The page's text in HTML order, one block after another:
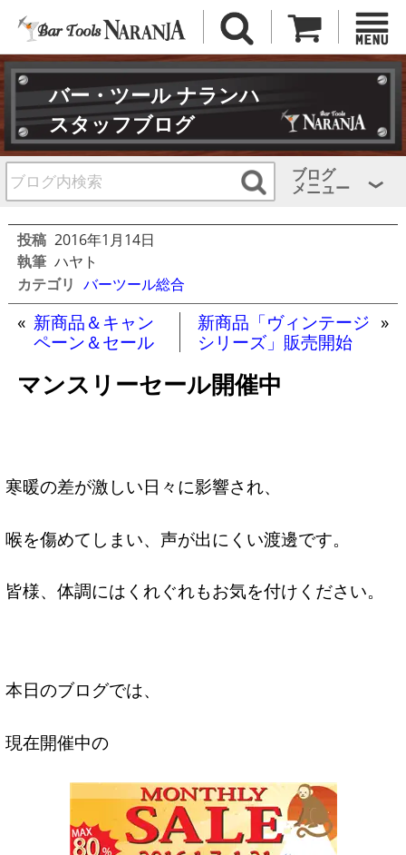
バー・ツール ナランハ
スタッフブログ
ブログ
メニュー
投稿 2016年1月14日
執筆 ハヤト
カテゴリ バーツール総合
« 新商品＆キャン
ペーン＆セール
新商品「ヴィンテージ
シリーズ」販売開始
»
マンスリーセール開催中
寒暖の差が激しい日々に影響され、
喉を傷めてしまい、声が出にくい渡邊です。
皆様、体調にはくれぐれもお気を付けください。
本日のブログでは、
現在開催中の